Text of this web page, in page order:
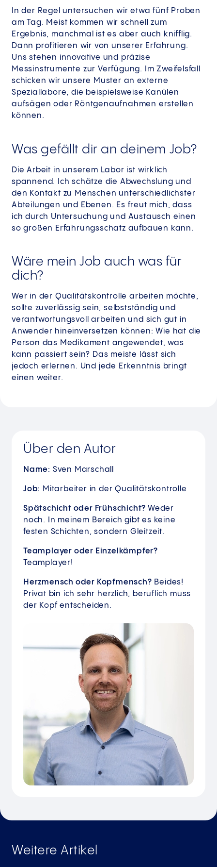
In der Regel untersuchen wir etwa fünf Proben
am Tag. Meist kommen wir schnell zum
Ergebnis, manchmal ist es aber auch knifflig.
Dann profitieren wir von unserer Erfahrung.
Uns stehen innovative und präzise
Messinstrumente zur Verfügung. Im Zweifelsfall
schicken wir unsere Muster an externe
Speziallabore, die beispielsweise Kanülen
aufsägen oder Röntgenaufnahmen erstellen
können.
Was gefällt dir an deinem Job?
Die Arbeit in unserem Labor ist wirklich
spannend. Ich schätze die Abwechslung und
den Kontakt zu Menschen unterschiedlichster
Abteilungen und Ebenen. Es freut mich, dass
ich durch Untersuchung und Austausch einen
so großen Erfahrungsschatz aufbauen kann.
Wäre mein Job auch was für
dich?
Wer in der Qualitätskontrolle arbeiten möchte,
sollte zuverlässig sein, selbstständig und
verantwortungsvoll arbeiten und sich gut in
Anwender hineinversetzen können: Wie hat die
Person das Medikament angewendet, was
kann passiert sein? Das meiste lässt sich
jedoch erlernen. Und jede Erkenntnis bringt
einen weiter.
Über den Autor
Name: Sven Marschall
Job: Mitarbeiter in der Qualitätskontrolle
Spätschicht oder Frühschicht? Weder
noch. In meinem Bereich gibt es keine
festen Schichten, sondern Gleitzeit.
Teamplayer oder Einzelkämpfer?
Teamplayer!
Herzmensch oder Kopfmensch? Beides!
Privat bin ich sehr herzlich, beruflich muss
der Kopf entscheiden.
Weitere Artikel